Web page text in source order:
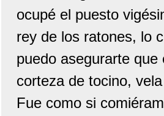
ocupé el puesto
rey de los ratones, lo
puedo asegurarte
corteza de tocino,
Fue como si